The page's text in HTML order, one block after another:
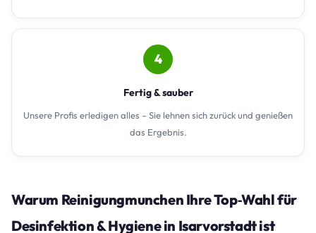
4
Fertig & sauber
Unsere Profis erledigen alles – Sie lehnen sich zurück und genießen
das Ergebnis.
Warum Reinigungmunchen Ihre Top‑Wahl für
Desinfektion & Hygiene in Isarvorstadt ist